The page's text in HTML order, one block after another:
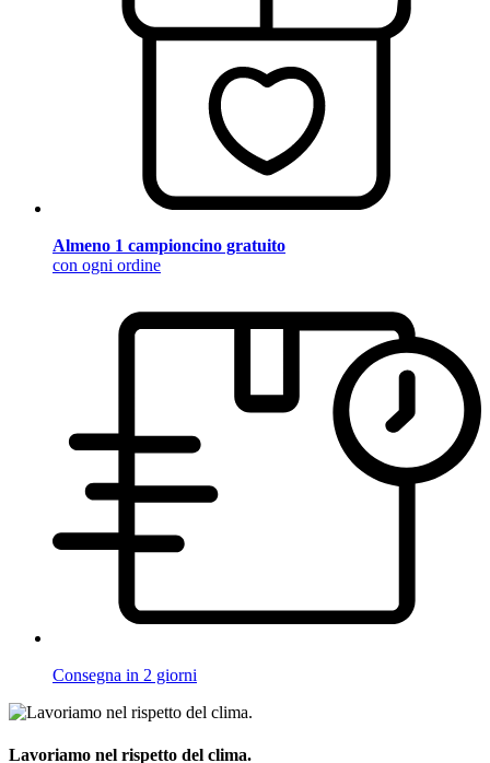
Almeno 1 campioncino gratuito
con ogni ordine
Consegna in 2 giorni
Lavoriamo nel rispetto del clima.